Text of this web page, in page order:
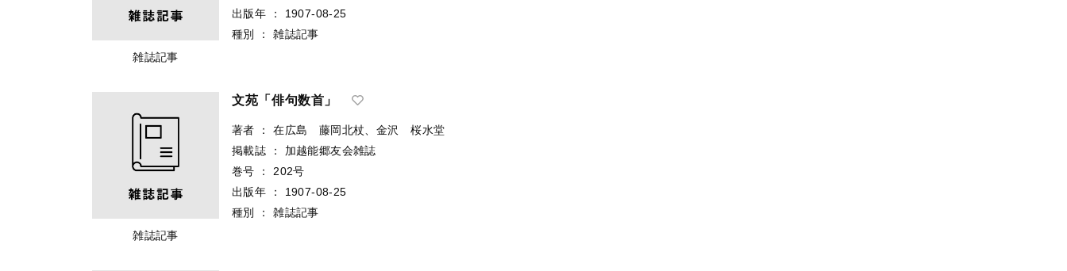
雑誌記事
出版年
：
1907-08-25
種別
： 雑誌記事
雑誌記事
文苑「俳句数首」
著者 ：
在広島 藤岡北杖、金沢 桜水堂
掲載誌
：
加越能郷友会雑誌
巻号
：
202号
出版年
：
1907-08-25
種別
： 雑誌記事